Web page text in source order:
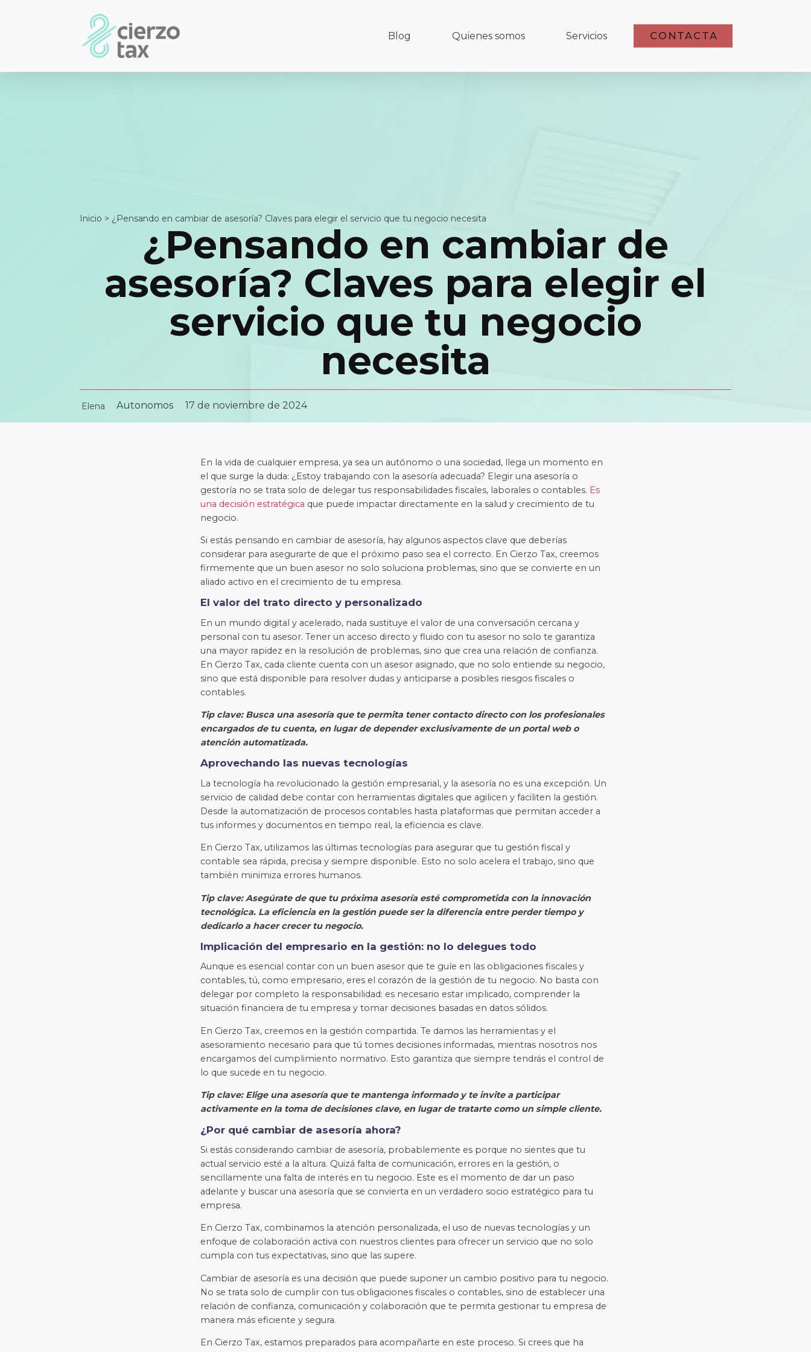
Blog Quienes somos Servicios CONTACTA
Inicio > ¿Pensando en cambiar de asesoría? Claves para elegir el servicio que tu negocio necesita
¿Pensando en cambiar de
asesoría? Claves para elegir el
servicio que tu negocio
necesita
Elena Autonomos 17 de noviembre de 2024
En la vida de cualquier empresa, ya sea un autónomo o una sociedad, llega un momento en
el que surge la duda: ¿Estoy trabajando con la asesoría adecuada? Elegir una asesoría o
gestoría no se trata solo de delegar tus responsabilidades fiscales, laborales o contables. Es
una decisión estratégica que puede impactar directamente en la salud y crecimiento de tu
negocio.
Si estás pensando en cambiar de asesoría, hay algunos aspectos clave que deberías
considerar para asegurarte de que el próximo paso sea el correcto. En Cierzo Tax, creemos
firmemente que un buen asesor no solo soluciona problemas, sino que se convierte en un
aliado activo en el crecimiento de tu empresa.
El valor del trato directo y personalizado
En un mundo digital y acelerado, nada sustituye el valor de una conversación cercana y
personal con tu asesor. Tener un acceso directo y fluido con tu asesor no solo te garantiza
una mayor rapidez en la resolución de problemas, sino que crea una relación de confianza.
En Cierzo Tax, cada cliente cuenta con un asesor asignado, que no solo entiende su negocio,
sino que está disponible para resolver dudas y anticiparse a posibles riesgos fiscales o
contables.
Tip clave: Busca una asesoría que te permita tener contacto directo con los profesionales
encargados de tu cuenta, en lugar de depender exclusivamente de un portal web o
atención automatizada.
Aprovechando las nuevas tecnologías
La tecnología ha revolucionado la gestión empresarial, y la asesoría no es una excepción. Un
servicio de calidad debe contar con herramientas digitales que agilicen y faciliten la gestión.
Desde la automatización de procesos contables hasta plataformas que permitan acceder a
tus informes y documentos en tiempo real, la eficiencia es clave.
En Cierzo Tax, utilizamos las últimas tecnologías para asegurar que tu gestión fiscal y
contable sea rápida, precisa y siempre disponible. Esto no solo acelera el trabajo, sino que
también minimiza errores humanos.
Tip clave: Asegúrate de que tu próxima asesoría esté comprometida con la innovación
tecnológica. La eficiencia en la gestión puede ser la diferencia entre perder tiempo y
dedicarlo a hacer crecer tu negocio.
Implicación del empresario en la gestión: no lo delegues todo
Aunque es esencial contar con un buen asesor que te guíe en las obligaciones fiscales y
contables, tú, como empresario, eres el corazón de la gestión de tu negocio. No basta con
delegar por completo la responsabilidad: es necesario estar implicado, comprender la
situación financiera de tu empresa y tomar decisiones basadas en datos sólidos.
En Cierzo Tax, creemos en la gestión compartida. Te damos las herramientas y el
asesoramiento necesario para que tú tomes decisiones informadas, mientras nosotros nos
encargamos del cumplimiento normativo. Esto garantiza que siempre tendrás el control de
lo que sucede en tu negocio.
Tip clave: Elige una asesoría que te mantenga informado y te invite a participar
activamente en la toma de decisiones clave, en lugar de tratarte como un simple cliente.
¿Por qué cambiar de asesoría ahora?
Si estás considerando cambiar de asesoría, probablemente es porque no sientes que tu
actual servicio esté a la altura. Quizá falta de comunicación, errores en la gestión, o
sencillamente una falta de interés en tu negocio. Este es el momento de dar un paso
adelante y buscar una asesoría que se convierta en un verdadero socio estratégico para tu
empresa.
En Cierzo Tax, combinamos la atención personalizada, el uso de nuevas tecnologías y un
enfoque de colaboración activa con nuestros clientes para ofrecer un servicio que no solo
cumpla con tus expectativas, sino que las supere.
Cambiar de asesoría es una decisión que puede suponer un cambio positivo para tu negocio.
No se trata solo de cumplir con tus obligaciones fiscales o contables, sino de establecer una
relación de confianza, comunicación y colaboración que te permita gestionar tu empresa de
manera más eficiente y segura.
En Cierzo Tax, estamos preparados para acompañarte en este proceso. Si crees que ha